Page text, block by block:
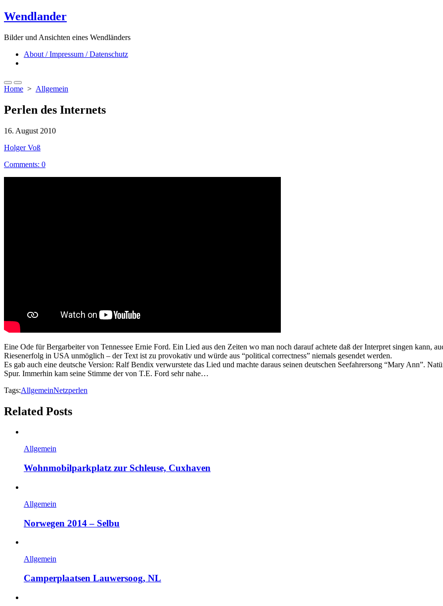
Skip
to
Wendlander
Bilder und Ansichten eines Wendländers
About / Impressum / Datenschutz
Search
Toggle
Menu
Home > Allgemein
Perlen des Internets
Published
16. August 2010
Author
Holger Voß
Comments: 0
Eine Ode für Bergarbeiter von Tennessee Ernie Ford. Ein Lied aus den Zeiten wo man noch darauf achtete daß der Interpret singen kann,
Riesenerfolg in USA unmöglich – der Text ist zu provokativ und würde aus “political correctness” niemals gesendet werden.
Es gab auch eine deutsche Version: Ralf Bendix verwurstete das Lied und machte daraus seinen deutschen Seefahrersong “Mary Ann”.
Spur. Immerhin kam seine Stimme der von T.E. Ford sehr nahe…
Tags:AllgemeinNetzperlen
Related Posts
Allgemein
Wohnmobilparkplatz zur Schleuse, Cuxhaven
Allgemein
Norwegen 2014 – Selbu
Allgemein
Camperplaatsen Lauwersoog, NL